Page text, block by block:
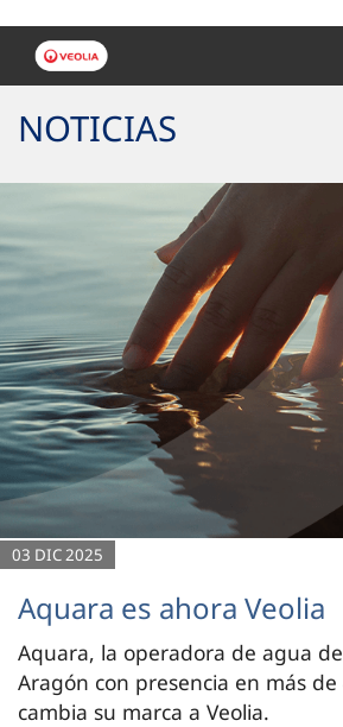
NOTICIAS
03 DIC 2025
Aquara es ahora Veolia
Aquara, la operadora de agua
Aragón con presencia en más
cambia su marca a Veolia.